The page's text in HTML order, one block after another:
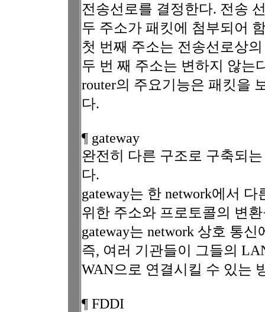
전송선로를 결정한다. 전송
두 주소가 패킷에 첨부되어
첫 번째 주소는 전송선로상
두 번 째 주소는 변하지 않는
router의 주요기능은 패킷을
다.
¶ gateway
완전히 다른 구조로 구축되
다.
gateway는 한 network에서
위한 주소와 프로토콜의 변
gateway는 network 상호 통
즉, 여러 기관들이 그들의
WAN으로 연결시킬 수 있는
¶ FDDI